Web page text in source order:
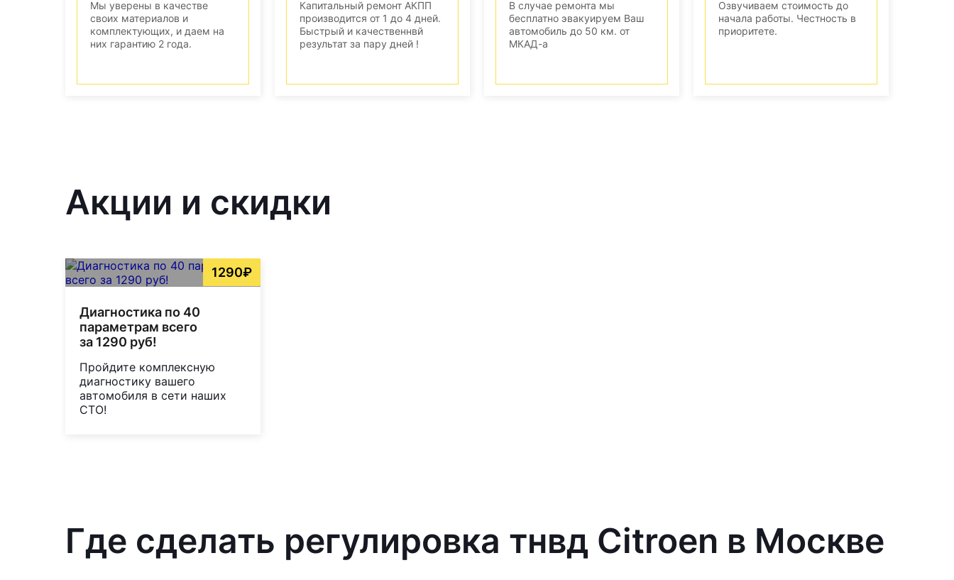
Мы уверены в качестве
своих материалов и
комплектующих, и даем на
них гарантию 2 года.
Капитальный ремонт АКПП
производится от 1 до 4 дней.
Быстрый и качественнвй
результат за пару дней !
В случае ремонта мы
бесплатно эвакуируем Ваш
автомобиль до 50 км. от
МКАД-а
Озвучиваем стоимость до
начала работы. Честность в
приоритете.
Акции и скидки
1290₽
Диагностика по 40
параметрам всего
за 1290 руб!
Пройдите комплексную
диагностику вашего
автомобиля в сети наших
СТО!
Где сделать регулировка тнвд Citroen в Москве